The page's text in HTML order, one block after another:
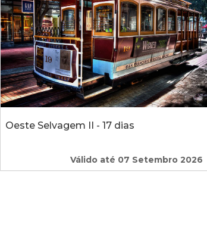
Oeste Selvagem II - 17 dias
Válido até 07 Setembro 2026